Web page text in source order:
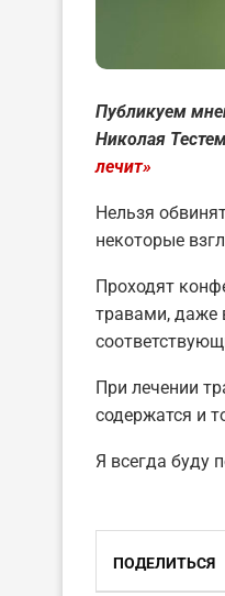
Публикуем
Николая
лечит»
Нельзя
некоторые
Проходят
травами, даже
При лечении
содержатся и
Я всегда буду
ПОДЕЛИТЬСЯ